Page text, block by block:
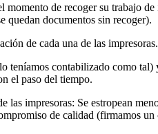
de recoger su trabajo
quedan documentos sin recoger).
de cada una de las impresoras.
teníamos contabilizado como
el paso del tiempo.
impresoras: Se estropean
de calidad (firmamos